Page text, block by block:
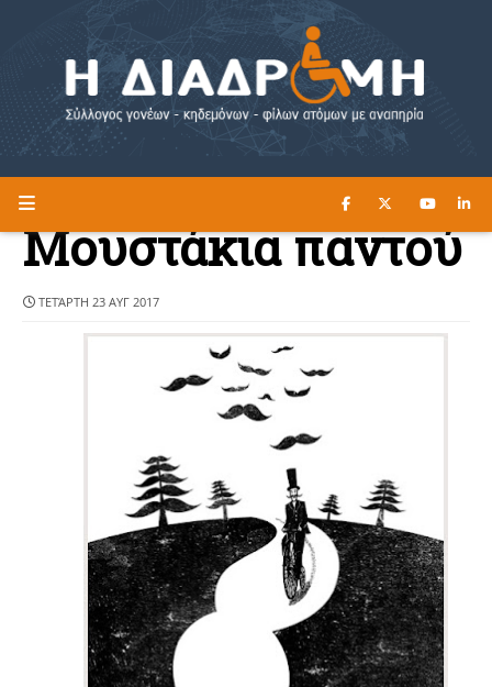
Η ΔΙΑΔΡΟΜΗ ΔΙΑΒΑΣΤΕ ΕΔΩ ►
Μουστάκια παντού
ΤΕΤΆΡΤΗ 23 ΑΥΓ 2017